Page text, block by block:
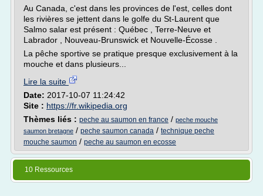
Au Canada, c'est dans les provinces de l'est, celles dont
les rivières se jettent dans le golfe du St-Laurent que
Salmo salar est présent : Québec , Terre-Neuve et
Labrador , Nouveau-Brunswick et Nouvelle-Écosse .
La pêche sportive se pratique presque exclusivement à la
mouche et dans plusieurs...
Lire la suite
Date: 2017-10-07 11:24:42
Site : https://fr.wikipedia.org
Thèmes liés : peche au saumon en france / peche mouche
saumon bretagne / peche saumon canada / technique peche
mouche saumon / peche au saumon en ecosse
10 Ressources